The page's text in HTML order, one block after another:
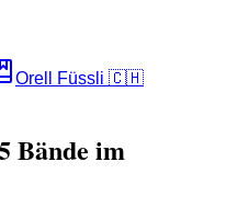
Orell Füssli 🇨🇭
Bände im